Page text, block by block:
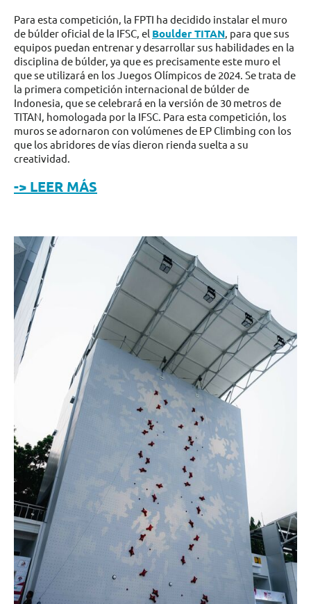
Para esta competición, la FPTI ha decidido instalar el muro
de búlder oficial de la IFSC, el Boulder TITAN, para que sus
equipos puedan entrenar y desarrollar sus habilidades en la
disciplina de búlder, ya que es precisamente este muro el
que se utilizará en los Juegos Olímpicos de 2024. Se trata de
la primera competición internacional de búlder de
Indonesia, que se celebrará en la versión de 30 metros de
TITAN, homologada por la IFSC. Para esta competición, los
muros se adornaron con volúmenes de EP Climbing con los
que los abridores de vías dieron rienda suelta a su
creatividad.
-> LEER MÁS